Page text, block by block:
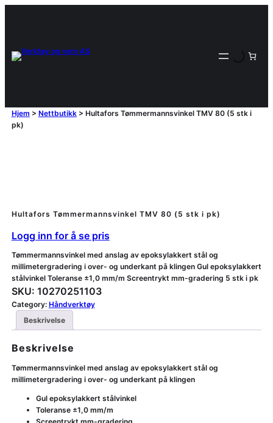
Hjem > Nettbutikk> Hultafors Tømmermannsvinkel TMV 80 (5 stk i
pk)
Hultafors Tømmermannsvinkel TMV 80 (5 stk i pk)
Logg inn for å se pris
Tømmermannsvinkel med anslag av epoksylakkert stål og
millimetergradering i over- og underkant på klingen Gul epoksylakkert
stålvinkel Toleranse ±1,0 mm/m Screentrykt mm-gradering 5 stk i pk
SKU: 10270251103
Category: Håndverktøy
Beskrivelse
Beskrivelse
Tømmermannsvinkel med anslag av epoksylakkert stål og
millimetergradering i over- og underkant på klingen
Gul epoksylakkert stålvinkel
Toleranse ±1,0 mm/m